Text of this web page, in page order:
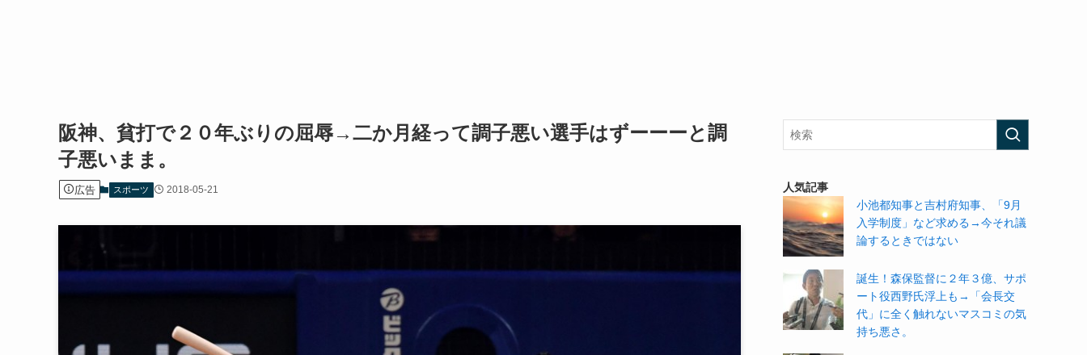
阪神、貧打で２０年ぶりの屈辱→二か月経って調子悪い選手はずーーーと調
子悪いまま。
広告 スポーツ 2018-05-21
人気記事
小池都知事と吉村府知事、「9月
入学制度」など求める→今それ議
論するときではない
誕生！森保監督に２年３億、サポ
ート役西野氏浮上も→「会長交
代」に全く触れないマスコミの気
持ち悪さ。